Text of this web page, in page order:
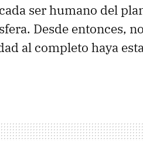
ser humano del
Desde entonces,
al completo haya